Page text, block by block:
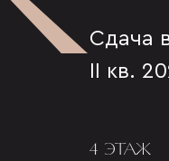
Сдача
II кв.
4 ЭТАЖ